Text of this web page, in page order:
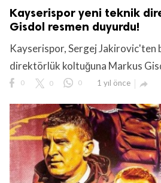
Kayserispor yeni teknik
Gisdol resmen duyurdu!
Kayserispor, Sergej Jakirovic'ten
direktörlük koltuğuna Markus
0 0 0 1 yıl önce 